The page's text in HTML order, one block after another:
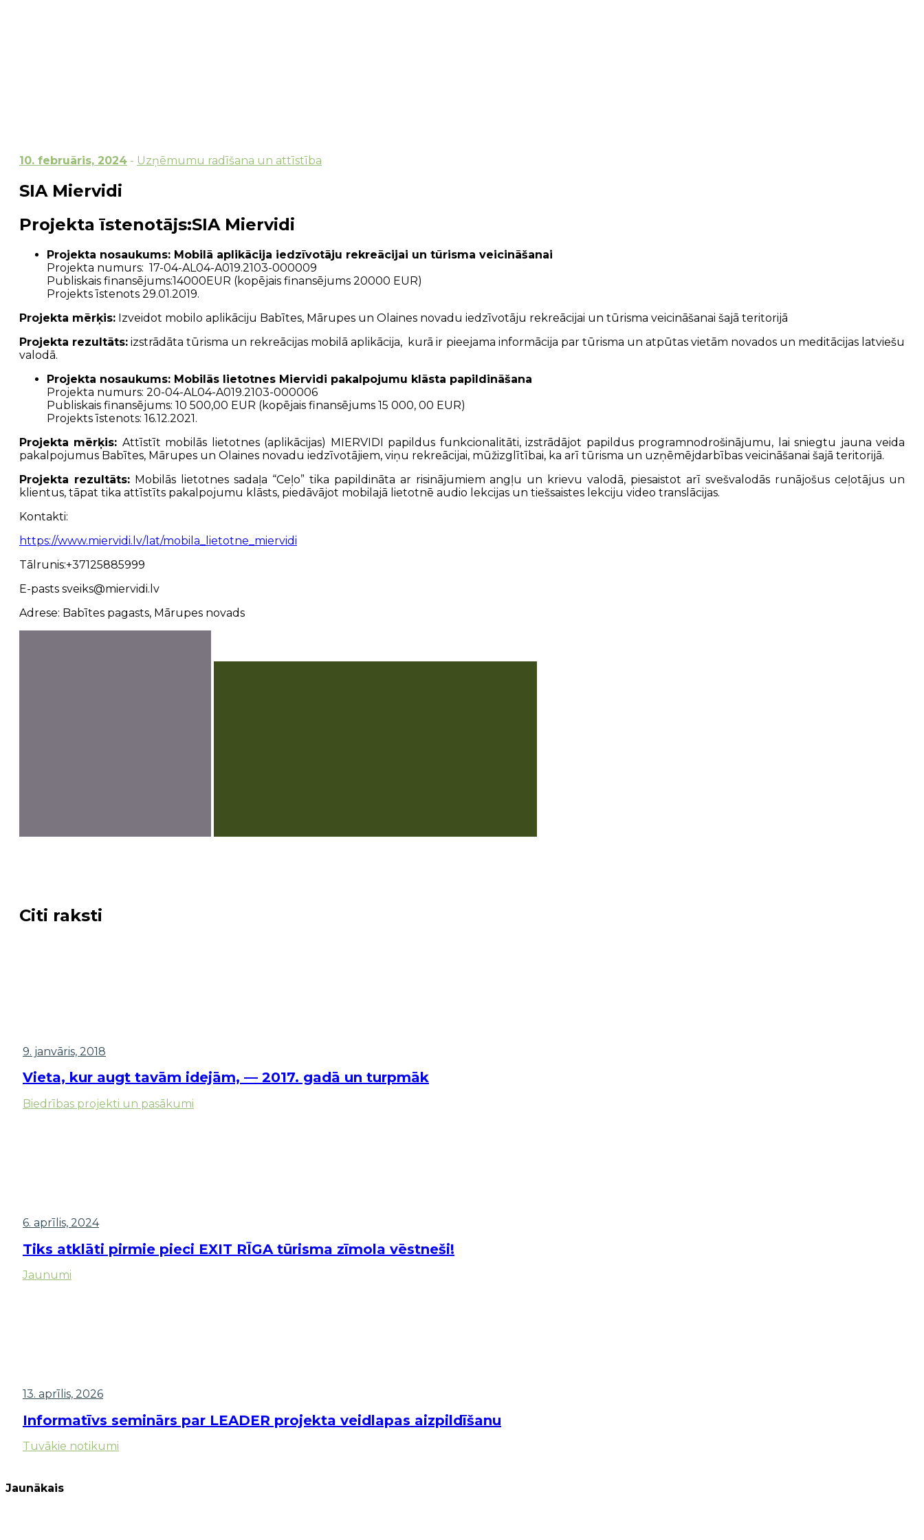
10. februāris, 2024 - Uzņēmumu radīšana un attīstība
SIA Miervidi
Projekta īstenotājs:SIA Miervidi
Projekta nosaukums: Mobilā aplikācija iedzīvotāju rekreācijai un tūrisma veicināšanai
Projekta numurs: 17-04-AL04-A019.2103-000009
Publiskais finansējums:14000EUR (kopējais finansējums 20000 EUR)
Projekts īstenots 29.01.2019.
Projekta mērķis: Izveidot mobilo aplikāciju Babītes, Mārupes un Olaines novadu iedzīvotāju rekreācijai un tūrisma veicināšanai šajā teritorijā
Projekta rezultāts: izstrādāta tūrisma un rekreācijas mobilā aplikācija, kurā ir pieejama informācija par tūrisma un atpūtas vietām novados un meditācijas latviešu
valodā.
Projekta nosaukums: Mobilās lietotnes Miervidi pakalpojumu klāsta papildināšana
Projekta numurs: 20-04-AL04-A019.2103-000006
Publiskais finansējums: 10 500,00 EUR (kopējais finansējums 15 000, 00 EUR)
Projekts īstenots: 16.12.2021.
Projekta mērķis: Attīstīt mobilās lietotnes (aplikācijas) MIERVIDI papildus funkcionalitāti, izstrādājot papildus programnodrošinājumu, lai sniegtu jauna veida
pakalpojumus Babītes, Mārupes un Olaines novadu iedzīvotājiem, viņu rekreācijai, mūžizglītībai, ka arī tūrisma un uzņēmējdarbības veicināšanai šajā teritorijā.
Projekta rezultāts: Mobilās lietotnes sadaļa “Ceļo” tika papildināta ar risinājumiem angļu un krievu valodā, piesaistot arī svešvalodās runājošus ceļotājus un
klientus, tāpat tika attīstīts pakalpojumu klāsts, piedāvājot mobilajā lietotnē audio lekcijas un tiešsaistes lekciju video translācijas.
Kontakti:
https://www.miervidi.lv/lat/mobila_lietotne_miervidi
Tālrunis:+37125885999
E-pasts sveiks@miervidi.lv
Adrese: Babītes pagasts, Mārupes novads
Citi raksti
9. janvāris, 2018
Vieta, kur augt tavām idejām, — 2017. gadā un turpmāk
Biedrības projekti un pasākumi
6. aprīlis, 2024
Tiks atklāti pirmie pieci EXIT RĪGA tūrisma zīmola vēstneši!
Jaunumi
13. aprīlis, 2026
Informatīvs seminārs par LEADER projekta veidlapas aizpildīšanu
Tuvākie notikumi
Jaunākais